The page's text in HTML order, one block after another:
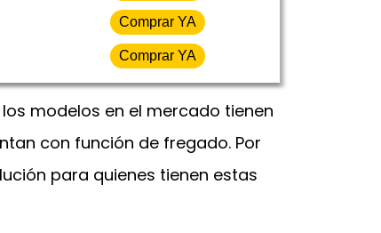
Comprar YA
Comprar YA
modelos en el mercado tienen
con función de fregado. Por
para quienes tienen estas